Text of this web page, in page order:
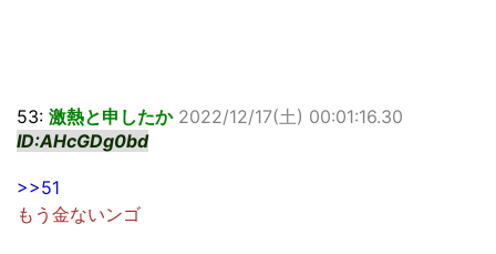
53: 激熱と申したか 2022/12/17(土) 00:01:16.30
ID:AHcGDg0bd
>>51
もう金ないンゴ